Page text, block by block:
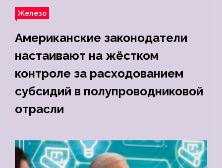
Железо
Американские законодатели
настаивают на жёстком
контроле за расходованием
субсидий в полупроводниковой
отрасли